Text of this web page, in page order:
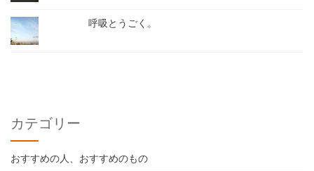
呼吸とうごく。
カテゴリー
おすすめの人、おすすめのもの